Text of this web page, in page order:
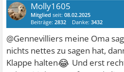
Molly1605
Mitglied seit:08.02.2025
Beiträge:2832 Danke:3432
@Gennevilliers meine Oma
nichts nettes zu sagen hat,
Klappe halten😂 Und erst